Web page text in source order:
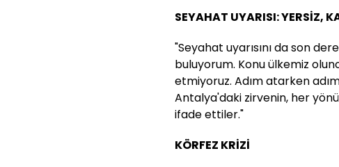
SEYAHAT UYARISI: YERSİZ,
"Seyahat uyarısını da son
buluyorum. Konu ülkemiz
etmiyoruz. Adım atarken
Antalya'daki zirvenin, her
ifade ettiler."
KÖRFEZ KRİZİ